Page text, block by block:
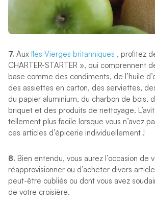
7. Auxîles Vierges britanniques , profitez
CHARTER-STARTER », qui comprennent
base comme des condiments, de l’huile
des assiettes en carton, des serviettes,
du papier aluminium, du charbon de bois,
briquet et des produits de nettoyage.
tellement plus facile lorsque vous n’avez
ces articles d’épicerie individuellement !
8. Bien entendu, vous aurez l’occasion de
réapprovisionner ou d’acheter divers
peut-être oubliés ou dont vous avez
de votre croisière.